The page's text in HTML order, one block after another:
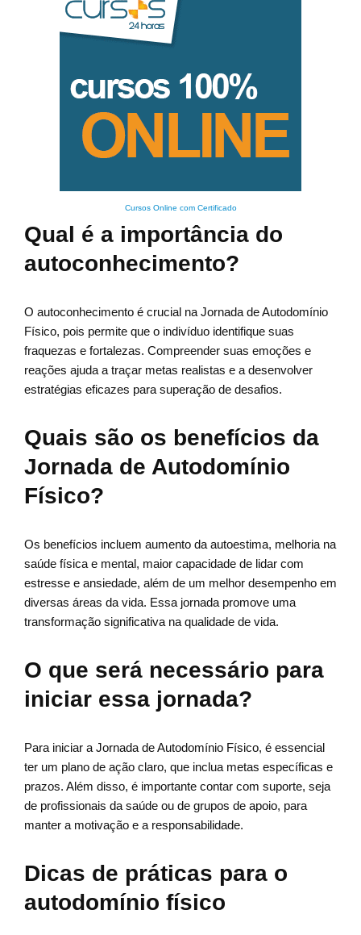
Cursos Online com Certificado
Qual é a importância do
autoconhecimento?
O autoconhecimento é crucial na Jornada de Autodomínio
Físico, pois permite que o indivíduo identifique suas
fraquezas e fortalezas. Compreender suas emoções e
reações ajuda a traçar metas realistas e a desenvolver
estratégias eficazes para superação de desafios.
Quais são os benefícios da
Jornada de Autodomínio
Físico?
Os benefícios incluem aumento da autoestima, melhoria na
saúde física e mental, maior capacidade de lidar com
estresse e ansiedade, além de um melhor desempenho em
diversas áreas da vida. Essa jornada promove uma
transformação significativa na qualidade de vida.
O que será necessário para
iniciar essa jornada?
Para iniciar a Jornada de Autodomínio Físico, é essencial
ter um plano de ação claro, que inclua metas específicas e
prazos. Além disso, é importante contar com suporte, seja
de profissionais da saúde ou de grupos de apoio, para
manter a motivação e a responsabilidade.
Dicas de práticas para o
autodomínio físico